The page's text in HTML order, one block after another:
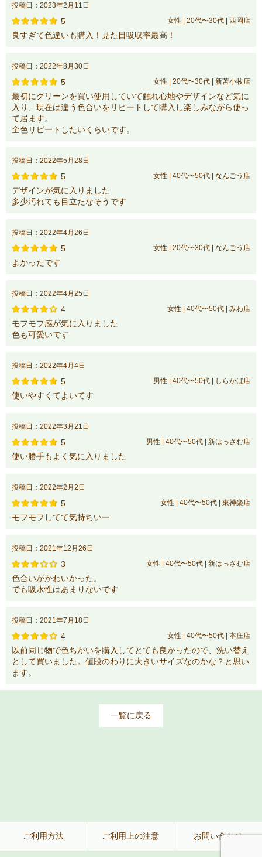
投稿日：2023年2月11日
5 女性 | 20代〜30代 | 西岡店
良すぎて色違いも購入！見た目吸収率最高！
投稿日：2022年8月30日
5 女性 | 20代〜30代 | 新苫小牧店
最初にグリーンを買い使用していて触れ心地やデザインなど気に
入り、現在は違う色合いをリピートして購入し楽しみながら使っ
て居ます。
全色リピートしたいくらいです。
投稿日：2022年5月28日
5 女性 | 40代〜50代 | なんごう店
デザインが気に入りました
多少汚れても目立たなそうです
投稿日：2022年4月26日
5 女性 | 20代〜30代 | なんごう店
よかったです
投稿日：2022年4月25日
4 女性 | 40代〜50代 | みわ店
モフモフ感が気に入りました
色も可愛いです
投稿日：2022年4月4日
5 男性 | 40代〜50代 | しらかば店
使いやすくてよいてす
投稿日：2022年3月21日
5 男性 | 40代〜50代 | 新はっさむ店
使い勝手もよく気に入りました
投稿日：2022年2月2日
5 女性 | 40代〜50代 | 東神楽店
モフモフしてて気持ちいー
投稿日：2021年12月26日
3 女性 | 40代〜50代 | 新はっさむ店
色合いがかわいかった。
でも吸水性はあまりないです
投稿日：2021年7月18日
4 女性 | 40代〜50代 | 本庄店
以前同じ物で色ちがいを購入してとても良かったので、洗い替え
として買いました。値段のわりに大きいサイズなのかな？と思い
ます。
一覧に戻る
ご利用方法 ご利用上の注意 お問い合わせ